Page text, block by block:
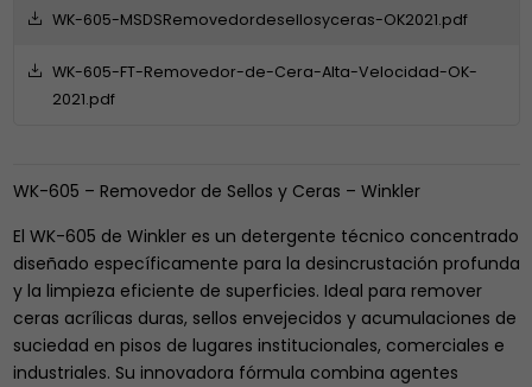
WK-605-MSDSRemovedordesellosyceras-OK2021.pdf
WK-605-FT-Removedor-de-Cera-Alta-Velocidad-OK-
2021.pdf
WK-605 – Removedor de Sellos y Ceras – Winkler
El WK-605 de Winkler es un detergente técnico concentrado
diseñado específicamente para la desincrustación profunda
y la limpieza eficiente de superficies. Ideal para remover
ceras acrílicas duras, sellos envejecidos y acumulaciones de
suciedad en pisos de lugares institucionales, comerciales e
industriales. Su innovadora fórmula combina agentes